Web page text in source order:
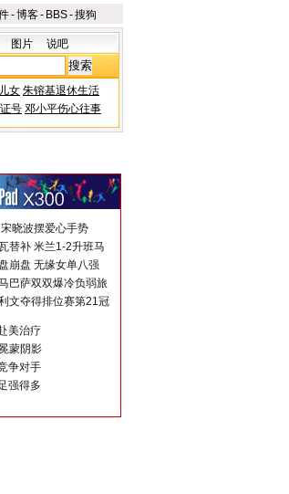
-博客- BBS-搜狗
图片 说吧
女 朱镕基退休生活
号 邓小平伤心往事
晓波摆爱心手势
替补 米兰1-2升班马
崩盘 无缘女单八强
巴萨双双爆冷负弱旅
文夺得排位赛第21冠
美治疗
蒙阴影
争对手
强得多